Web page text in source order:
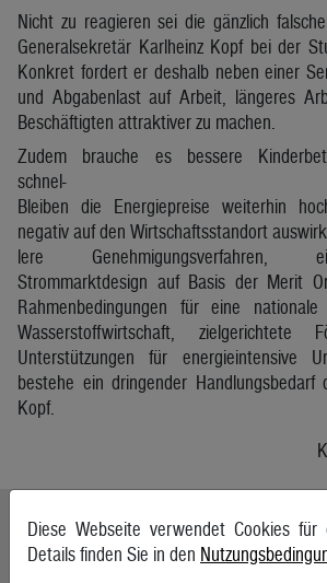
Nicht zu reagieren sei die gänzlich
Generalsekretär Karlheinz Kopf bei der
Konkret fordert er deshalb neben einer
und Abgabenlast auf Arbeit, längeres
Beschäftigten attraktiver zu machen.
Zudem brauche es bessere
schnel-
Bleiben die Energiepreise weiterhin
negativ auf den Wirtschaftsstandort
lere Genehmigungsverfahren,
Strommarktdesign auf Basis der Merit
Rahmenbedingungen für eine
Wasserstoffwirtschaft, zielgerichtete
Unterstützungen für energieintensive
bestehe ein dringender
Kopf.
Ähnliche Artikel weiterlesen
Diese Webseite verwendet Cookies für
Details finden Sie in den